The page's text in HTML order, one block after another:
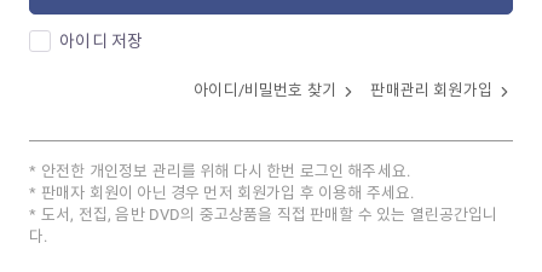
아이디 저장
아이디/비밀번호 찾기 판매관리 회원가입
안전한 개인정보 관리를 위해 다시 한번 로그인 해주세요.
판매자 회원이 아닌 경우 먼저 회원가입 후 이용해 주세요.
도서, 전집, 음반 DVD의 중고상품을 직접 판매할 수 있는 열린공간입니
다.